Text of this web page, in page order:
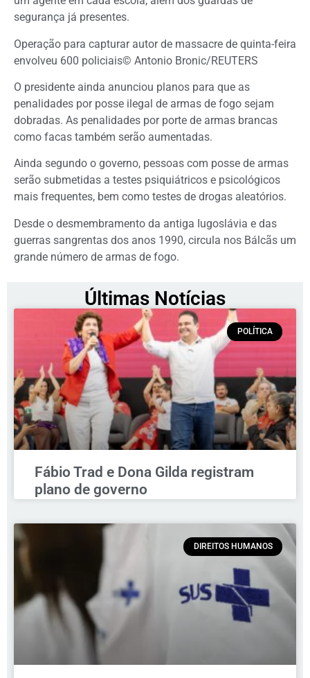
segurança já presentes.
Operação para capturar autor de massacre de quinta-feira
envolveu 600 policiais© Antonio Bronic/REUTERS
O presidente ainda anunciou planos para que as
penalidades por posse ilegal de armas de fogo sejam
dobradas. As penalidades por porte de armas brancas
como facas também serão aumentadas.
Ainda segundo o governo, pessoas com posse de armas
serão submetidas a testes psiquiátricos e psicológicos
mais frequentes, bem como testes de drogas aleatórios.
Desde o desmembramento da antiga Iugoslávia e das
guerras sangrentas dos anos 1990, circula nos Bálcãs um
grande número de armas de fogo.
Últimas Notícias
POLÍTICA
Fábio Trad e Dona Gilda registram
plano de governo
DIREITOS HUMANOS